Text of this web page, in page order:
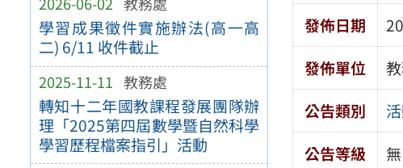
學習成果徵件實施辦法(高一高
二) 6/11 收件截止
2025-11-11 教務處
轉知十二年國教課程發展團隊辦
理「2025第四屆數學暨自然科學
學習歷程檔案指引」活動
發佈日期
發佈單位
公告類別
公告等級
無